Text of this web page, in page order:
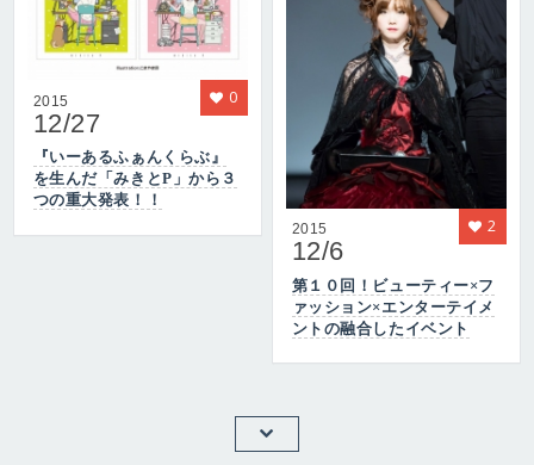
2015
12/27
『いーあるふぁんくらぶ』
を生んだ「みきとP」から３
つの重大発表！！
0
2015
12/6
第１０回！ビューティー×フ
ァッション×エンターテイメ
ントの融合したイベント
2